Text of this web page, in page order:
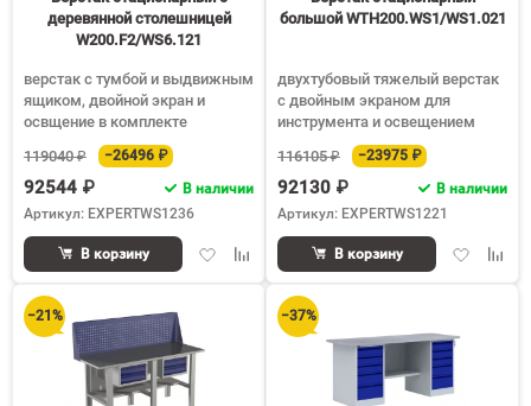
деревянной столешницей
W200.F2/WS6.121
верстак с тумбой и выдвижным
ящиком, двойной экран и
освщение в комплекте
119040 ₽
−26496 ₽
92544 ₽
В наличии
Артикул: EXPERTWS1236
ДобавитьДобавить
сравнению
В корзину
большой WTH200.WS1/WS1.021
двухтубовый тяжелый верстак
с двойным экраном для
инструмента и освещением
116105 ₽
−23975 ₽
92130 ₽
В наличии
Артикул: EXPERTWS1221
Добавить
В корзину
−21% −37%